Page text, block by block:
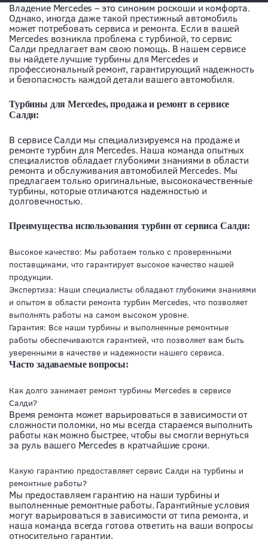
Владение Mercedes – это синоним роскоши и комфорта.
Однако, иногда даже такой престижный автомобиль
может потребовать сервиса и ремонта. Если в вашей
Mercedes возникла проблема с турбиной, то сервис
Салди предлагает вам свою помощь. В нашем сервисе
вы найдете лучшие турбины для Mercedes и
профессиональный ремонт, гарантирующий надежность
и безопасность каждой детали вашего автомобиля.
Турбины для Mercedes, продажа и ремонт в сервисе
Салди:
В сервисе Салди мы специализируемся на продаже и
ремонте турбин для Mercedes. Наша команда опытных
специалистов обладает глубокими знаниями в области
ремонта и обслуживания автомобилей Mercedes. Мы
предлагаем только оригинальные, высококачественные
турбины, которые отличаются надежностью и
долговечностью.
Преимущества использования турбин от сервиса Салди:
Высокое качество: Мы работаем только с проверенными
поставщиками, что гарантирует высокое качество нашей
продукции.
Экспертиза: Наши специалисты обладают глубокими знаниями
и опытом в области ремонта турбин Mercedes, что позволяет
выполнять работы на самом высоком уровне.
Гарантия: Все наши турбины и выполненные ремонтные
работы обеспечиваются гарантией, что позволяет вам быть
уверенными в качестве и надежности нашего сервиса.
Часто задаваемые вопросы:
Как долго занимает ремонт турбины Mercedes в сервисе
Салди?
Время ремонта может варьироваться в зависимости от
сложности поломки, но мы всегда стараемся выполнить
работы как можно быстрее, чтобы вы смогли вернуться
за руль вашего Mercedes в кратчайшие сроки.
Какую гарантию предоставляет сервис Салди на турбины и
ремонтные работы?
Мы предоставляем гарантию на наши турбины и
выполненные ремонтные работы. Гарантийные условия
могут варьироваться в зависимости от типа ремонта, и
наша команда всегда готова ответить на ваши вопросы
относительно гарантии.